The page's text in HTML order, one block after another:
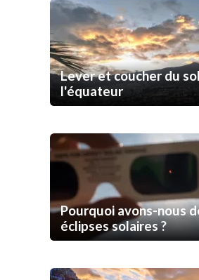
Lever et coucher du
l'équateur
Pourquoi avons-nous
éclipses solaires ?